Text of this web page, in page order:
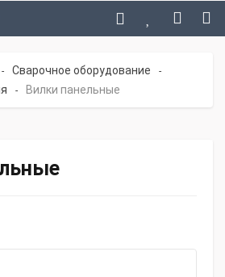
- Сварочное оборудование -
- Вилки панельные